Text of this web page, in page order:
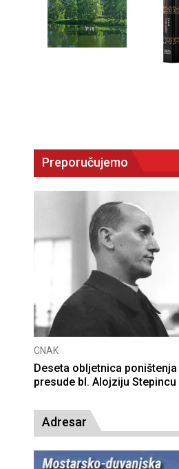
Preporučujemo
CNAK
Deseta obljetnica
presude bl. Alojziju Stepincu
Adresar